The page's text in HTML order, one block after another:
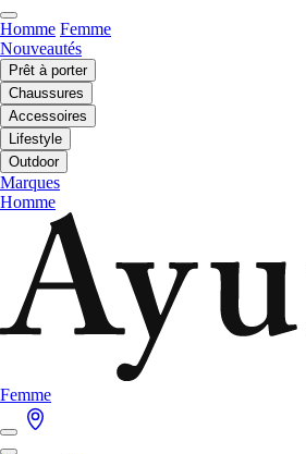
Homme Femme
Nouveautés
Prêt à porter
Chaussures
Accessoires
Lifestyle
Outdoor
Marques
Homme
Femme